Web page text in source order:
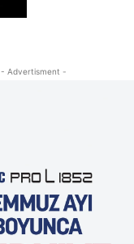
- Advertisment -